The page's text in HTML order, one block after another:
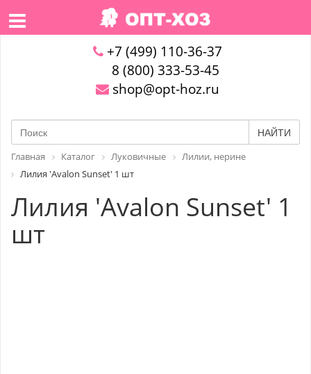
+7 (499) 110-36-37
8 (800) 333-53-45
shop@opt-hoz.ru
НАЙТИ
Главная Каталог Луковичные
Лилии, нерине
Лилия 'Avalon Sunset' 1 шт
Лилия 'Avalon Sunset' 1
шт